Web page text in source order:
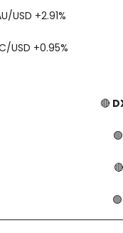
USD +2.91%
USD +0.95%
🔴
🟢
🔴
🟢